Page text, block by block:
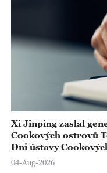
Xi Jinping zaslal
Cookových ostrovů
Dni ústavy
04-Aug-2026